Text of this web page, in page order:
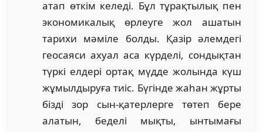
атап өткім келеді. Бұл тұрақтылық пен
экономикалық өрлеуге жол ашатын
тарихи мәміле болды. Қазір әлемдегі
геосаяси ахуал аса күрделі, сондықтан
түркі елдері ортақ мүдде жолында күш
жұмылдыруға тиіс. Бүгінде жаһан жұрты
бізді зор сын-қатерлерге төтеп бере
алатын, беделі мықты, ынтымағы